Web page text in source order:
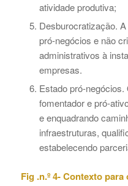
atividade produtiva;
Desburocratização.
pró-negócios e não
administrativos à
empresas.
Estado pró-
fomentador e pró-
e enquadrando
infraestruturas,
estabelecendo
Fig .n.º 4- Contexto